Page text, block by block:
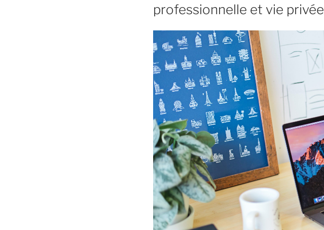
travail ? »
professionnelle et vie privée